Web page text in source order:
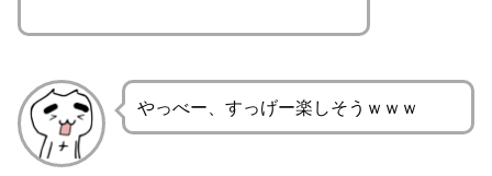
やっべー、すっげー楽しそうｗｗｗ